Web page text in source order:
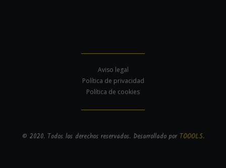
Aviso legal
Política de privacidad
Política de cookies
© 2020. Todos los derechos reservados. Desarrollado porTOOOLS.